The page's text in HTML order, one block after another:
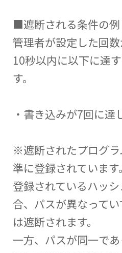
■遮断される条件の例
管理者が設定した回数
10秒以内に以下に達
す。
・書き込みが7回に達
※遮断されたプログ
準に登録されています。
登録されているハッ
合、パスが異なって
は遮断されます。
一方、パスが同一で